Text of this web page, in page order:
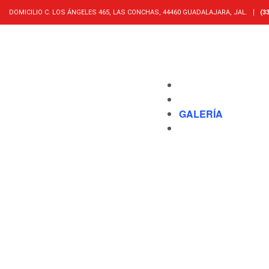
DOMICILIO C. LOS ÁNGELES 465, LAS CONCHAS, 44460 GUADALAJARA, JAL.
GALERÍA